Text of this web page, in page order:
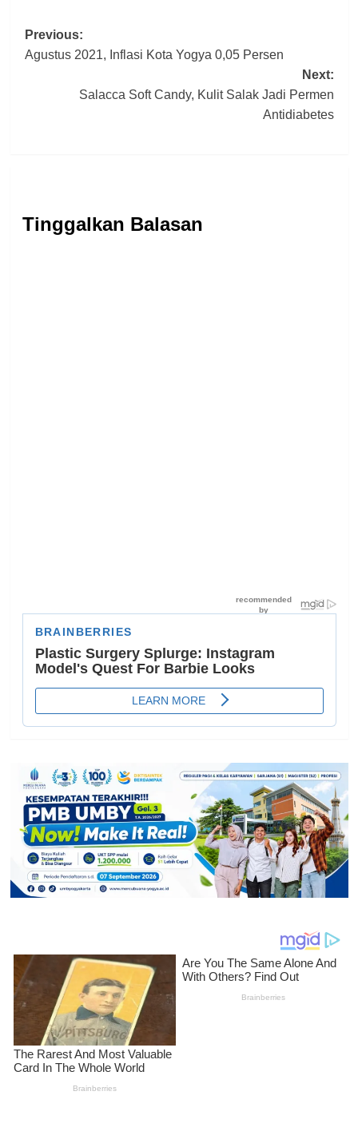
Post
navigation
Previous:
Agustus 2021, Inflasi Kota Yogya 0,05 Persen
Next:
Salacca Soft Candy, Kulit Salak Jadi Permen
Antidiabetes
Tinggalkan Balasan